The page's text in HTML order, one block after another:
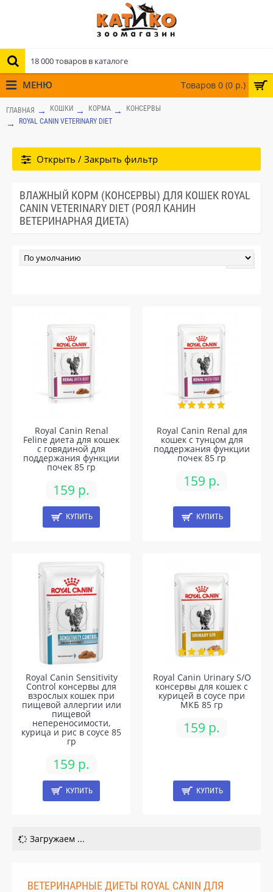
Товаров 0 (0 р.)
МЕНЮ
ГЛАВНАЯ КОШКИ КОРМА
КОНСЕРВЫ
ROYAL CANIN VETERINARY DIET
Открыть / Закрыть фильтр
ВЛАЖНЫЙ КОРМ (КОНСЕРВЫ) ДЛЯ КОШЕК ROYAL
CANIN VETERINARY DIET (РОЯЛ КАНИН
ВЕТЕРИНАРНАЯ ДИЕТА)
Royal Canin Renal
Feline диета для кошек
с говядиной для
поддержания функции
почек 85 гр
159 р.
КУПИТЬ
Royal Canin Renal для
кошек с тунцом для
поддержания функции
почек 85 гр
159 р.
КУПИТЬ
Royal Canin Sensitivity
Control консервы для
взрослых кошек при
пищевой аллергии или
пищевой
непереносимости,
курица и рис в соусе 85
гр
159 р.
КУПИТЬ
Royal Canin Urinary S/O
консервы для кошек с
курицей в соусе при
МКБ 85 гр
159 р.
КУПИТЬ
Загружаем ...
ВЕТЕРИНАРНЫЕ ДИЕТЫ ROYAL CANIN ДЛЯ